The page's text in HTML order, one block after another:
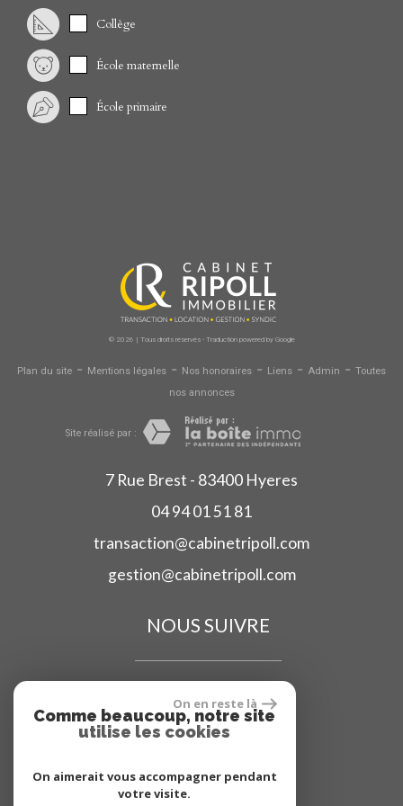
Collège
École maternelle
École primaire
© 2026 | Tous droits réservés - Traduction powered by Google
Plan du site - Mentions légales - Nos honoraires - Liens - Admin - Toutes
nos annonces
Site réalisé par :
7 Rue Brest - 83400 Hyeres
04 94 01 51 81
transaction@cabinetripoll.com
gestion@cabinetripoll.com
NOUS SUIVRE
ADHÉRENT
On en reste là
Comme beaucoup, notre site
utilise les cookies
On aimerait vous accompagner pendant
votre visite.